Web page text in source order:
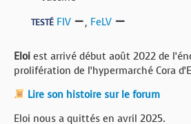
TESTÉ FIV , FeLV
Eloi est arrivé début août 2022 de
prolifération de l’hypermarché Cora
Lire son histoire sur le forum
Eloi nous a quittés en avril 2025.